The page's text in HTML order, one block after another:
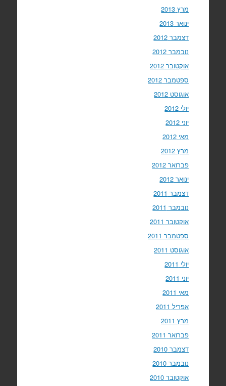
מרץ 2013
ינואר 2013
דצמבר 2012
נובמבר 2012
אוקטובר 2012
ספטמבר 2012
אוגוסט 2012
יולי 2012
יוני 2012
מאי 2012
מרץ 2012
פברואר 2012
ינואר 2012
דצמבר 2011
נובמבר 2011
אוקטובר 2011
ספטמבר 2011
אוגוסט 2011
יולי 2011
יוני 2011
מאי 2011
אפריל 2011
מרץ 2011
פברואר 2011
דצמבר 2010
נובמבר 2010
אוקטובר 2010